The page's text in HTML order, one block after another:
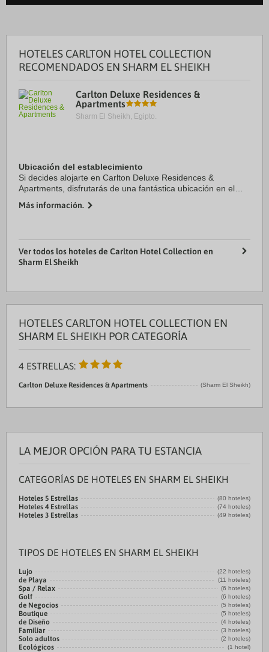
HOTELES CARLTON HOTEL COLLECTION
RECOMENDADOS EN SHARM EL SHEIKH
Carlton Deluxe Residences &
Apartments
Sharm El Sheikh, Egipto.
Ubicación del establecimiento
Si decides alojarte en Carlton Deluxe Residences &
Apartments, disfrutarás de una fantástica ubicación en el
de Naama Bay y Il Mercato Mall. ...
Más información.
Ver todos los hoteles de Carlton Hotel Collection en
Sharm El Sheikh
HOTELES CARLTON HOTEL COLLECTION EN
SHARM EL SHEIKH POR CATEGORÍA
4 ESTRELLAS:
Carlton Deluxe Residences & Apartments (Sharm El Sheikh)
LA MEJOR OPCIÓN PARA TU ESTANCIA
CATEGORÍAS DE HOTELES EN SHARM EL SHEIKH
Hoteles 5 Estrellas (80 hoteles)
Hoteles 4 Estrellas (74 hoteles)
Hoteles 3 Estrellas (49 hoteles)
TIPOS DE HOTELES EN SHARM EL SHEIKH
Lujo (22 hoteles)
de Playa (11 hoteles)
Spa / Relax (6 hoteles)
Golf (6 hoteles)
de Negocios (5 hoteles)
Boutique (5 hoteles)
de Diseño (4 hoteles)
Familiar (3 hoteles)
Solo adultos (2 hoteles)
Ecológicos (1 hotel)